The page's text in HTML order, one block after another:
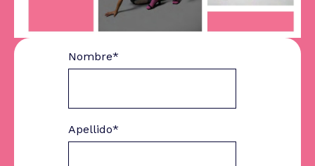
Nombre*
Apellido*